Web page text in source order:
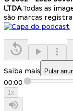
LTDA.Todas as
são marcas
Saiba mais Pular
00:00
1x